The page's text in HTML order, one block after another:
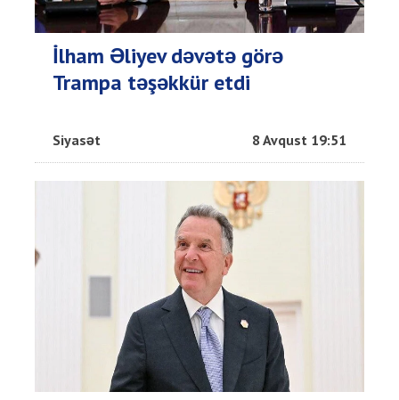
İlham Əliyev dəvətə görə
Trampa təşəkkür etdi
Siyasət 8 Avqust 19:51